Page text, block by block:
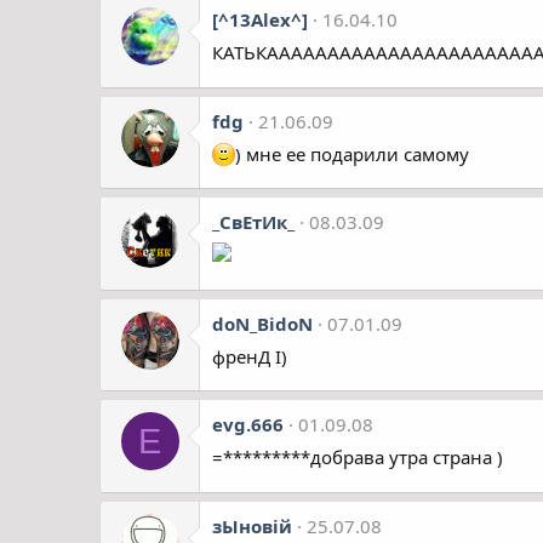
[^13Alex^]
16.04.10
fdg
21.06.09
) мне ее подарили самому
_СвЕтИк_ 08.03.09
doN_BidoN
07.01.09
френД І)
E evg.666
01.09.08
=*********добрава утра страна )
зЫновій
25.07.08